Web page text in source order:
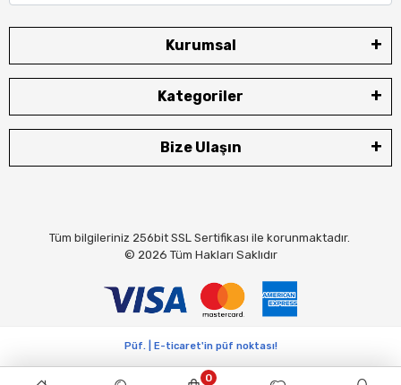
Kurumsal
Kategoriler
Bize Ulaşın
Tüm bilgileriniz 256bit SSL Sertifikası ile korunmaktadır.
© 2026 Tüm Hakları Saklıdır
0
Püf. | E-ticaret'in püf noktası!